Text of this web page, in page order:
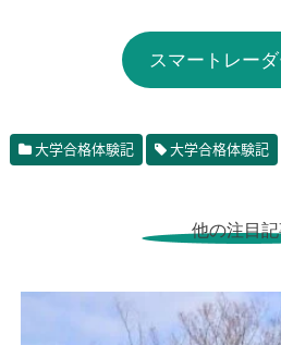
スマートレー
大学合格体験記 大学合格体験記
他の注目